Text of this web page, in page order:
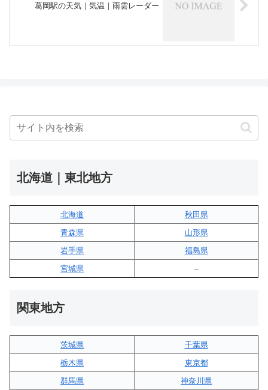
葛岡駅の天気｜気温｜雨雲レーダー
北海道｜東北地方
北海道
秋田県
青森県
山形県
岩手県
福島県
宮城県
–
関東地方
茨城県
千葉県
栃木県
東京都
群馬県
神奈川県